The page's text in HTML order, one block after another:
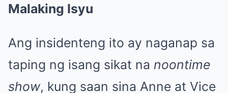
Malaking Isyu
Ang insidenteng ito ay naganap sa
taping ng isang sikat na noontime
show, kung saan sina Anne at Vice